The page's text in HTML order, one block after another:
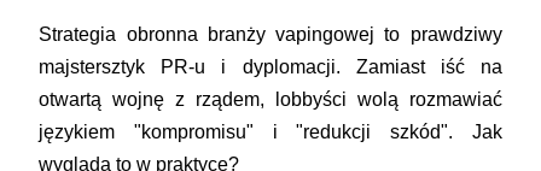
Strategia obronna branży vapingowej to prawdziwy
majstersztyk PR-u i dyplomacji. Zamiast iść na
otwartą wojnę z rządem, lobbyści wolą rozmawiać
językiem "kompromisu" i "redukcji szkód". Jak
wygląda to w praktyce?